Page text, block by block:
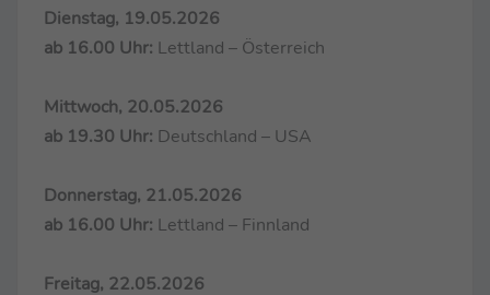
Dienstag, 19.05.2026
ab 16.00 Uhr: Lettland – Österreich
Mittwoch, 20.05.2026
ab 19.30 Uhr: Deutschland – USA
Donnerstag, 21.05.2026
ab 16.00 Uhr: Lettland – Finnland
Freitag, 22.05.2026